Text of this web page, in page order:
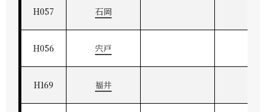
H057 石岡
H056 宍戸
H169 福井